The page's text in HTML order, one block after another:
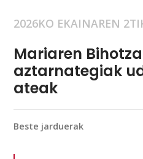
2026KO EKAINAREN
Mariaren
aztarnategiak
ateak
Beste jarduerak